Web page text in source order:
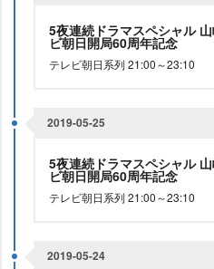
5夜連続ドラマスペシャル
ビ朝日開局60周年記念
テレビ朝日系列 21:00～23:10
2019-05-25
5夜連続ドラマスペシャル
ビ朝日開局60周年記念
テレビ朝日系列 21:00～23:10
2019-05-24